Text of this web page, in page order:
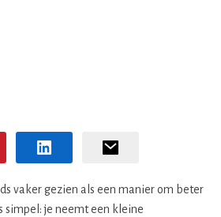
vaker gezien als een manier om beter
simpel: je neemt een kleine